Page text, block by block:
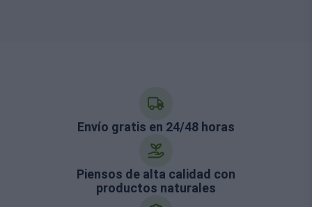
Envío gratis en 24/48 horas
Piensos de alta calidad con
productos naturales